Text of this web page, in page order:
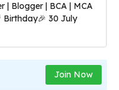
| Blogger | BCA | MCA
Birthday🎉 30 July
Join Now